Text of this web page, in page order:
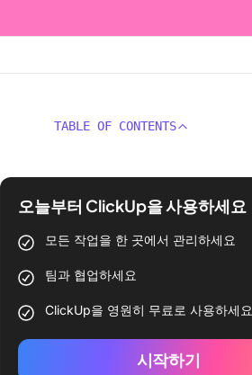
TABLE OF CONTENTS
오늘부터 ClickUp을 사용하세요
모든 작업을 한 곳에서 관리하세요
팀과 협업하세요
ClickUp을 영원히 무료로 사용하세요
시작하기